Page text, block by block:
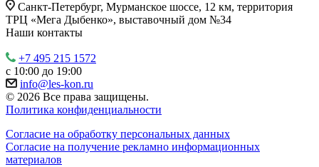
Санкт-Петербург, Мурманское шоссе, 12 км, территория
ТРЦ «Мега Дыбенко», выставочный дом №34
Наши контакты
+7 495 215 1572
с 10:00 до 19:00
info@les-kon.ru
© 2026 Все права защищены.
Политика конфиденциальности
Согласие на обработку персональных данных
Согласие на получение рекламно информационных
материалов